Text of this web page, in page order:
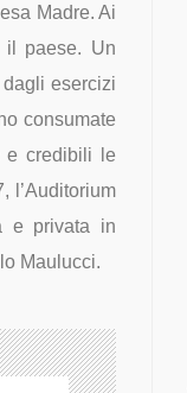
Madre. Ai
il paese. Un
esercizi
consumate
e credibili le
l’Auditorium
e privata in
Maulucci.